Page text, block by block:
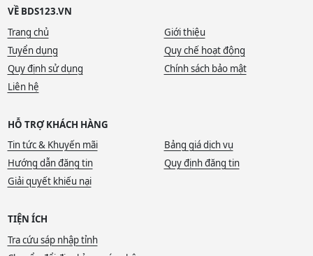
VỀ BDS123.VN
Trang chủ
Giới thiệu
Tuyển dụng
Quy chế hoạt động
Quy định sử dụng
Chính sách bảo mật
Liên hệ
HỖ TRỢ KHÁCH HÀNG
Tin tức & Khuyến mãi
Bảng giá dịch vụ
Hướng dẫn đăng tin
Quy định đăng tin
Giải quyết khiếu nại
TIỆN ÍCH
Tra cứu sáp nhập tỉnh